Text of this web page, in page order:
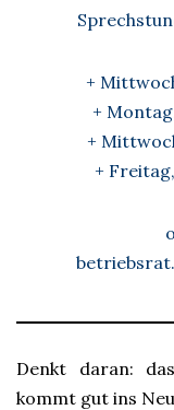
+
+
+
+
Denkt daran:
kommt gut ins